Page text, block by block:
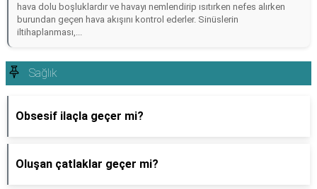
hava dolu boşluklardır ve havayı nemlendirip ısıtırken nefes alırken
burundan geçen hava akışını kontrol ederler. Sinüslerin
iltihaplanması,...
Sağlık
Obsesif ilaçla geçer mi?
Oluşan çatlaklar geçer mi?